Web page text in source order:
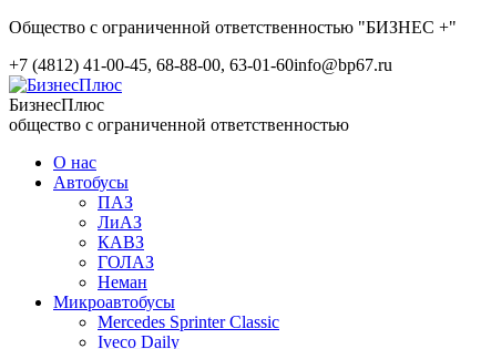
Общество с ограниченной ответственностью "БИЗНЕС +"
+7 (4812) 41-00-45, 68-88-00, 63-01-60info@bp67.ru
БизнесПлюс
общество с ограниченной ответственностью
О нас
Автобусы
ПАЗ
ЛиАЗ
КАВЗ
ГОЛАЗ
Неман
Микроавтобусы
Mercedes Sprinter Classic
Iveco Daily